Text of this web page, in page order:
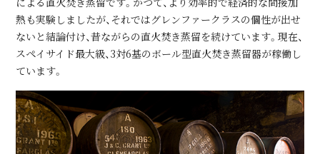
熱も実験しましたが、それではグレンファークラスの個性が出せ
ないと結論付け、昔ながらの直⽕焚き蒸留を続けています。現在、
スペイサイド最⼤級、3対6基のボール型直⽕焚き蒸留器が稼働し
ています。